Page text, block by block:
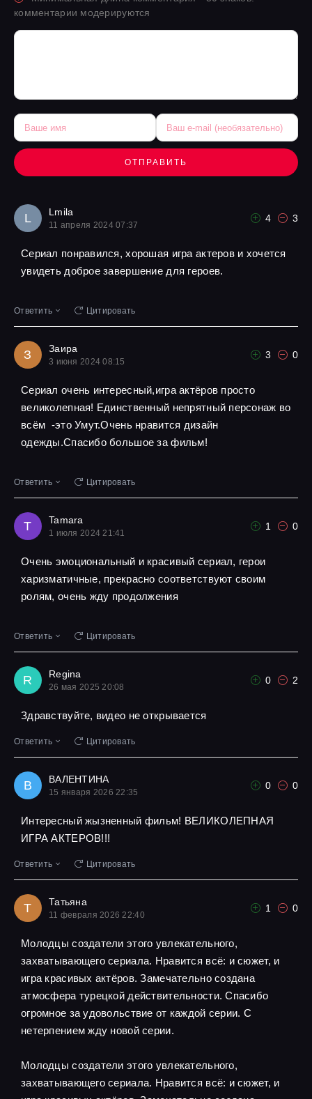
комментарии модерируются
ОТПРАВИТЬ
L Lmila
11 апреля 2024 07:37
4 3
Сериал понравился, хорошая игра актеров и хочется
увидеть доброе завершение для героев.
Ответить Цитировать
З Заира
3 июня 2024 08:15
3 0
Сериал очень интересный,игра актёров просто
великолепная! Единственный непрятный персонаж во
всём -это Умут.Очень нравится дизайн
одежды.Спасибо большое за фильм!
Ответить Цитировать
T Tamara
1 июля 2024 21:41
1 0
Очень эмоциональный и красивый сериал, герои
харизматичные, прекрасно соответствуют своим
ролям, очень жду продолжения
Ответить Цитировать
R Regina
26 мая 2025 20:08
0 2
Здравствуйте, видео не открывается
Ответить Цитировать
В ВАЛЕНТИНА
15 января 2026 22:35
0 0
Интересный жызненный фильм! ВЕЛИКОЛЕПНАЯ
ИГРА АКТЕРОВ!!!
Ответить Цитировать
Т Татьяна
11 февраля 2026 22:40
1 0
Молодцы создатели этого увлекательного,
захватывающего сериала. Нравится всё: и сюжет, и
игра красивых актёров. Замечательно создана
атмосфера турецкой действительности. Спасибо
огромное за удовольствие от каждой серии. С
нетерпением жду новой серии.
Молодцы создатели этого увлекательного,
захватывающего сериала. Нравится всё: и сюжет, и